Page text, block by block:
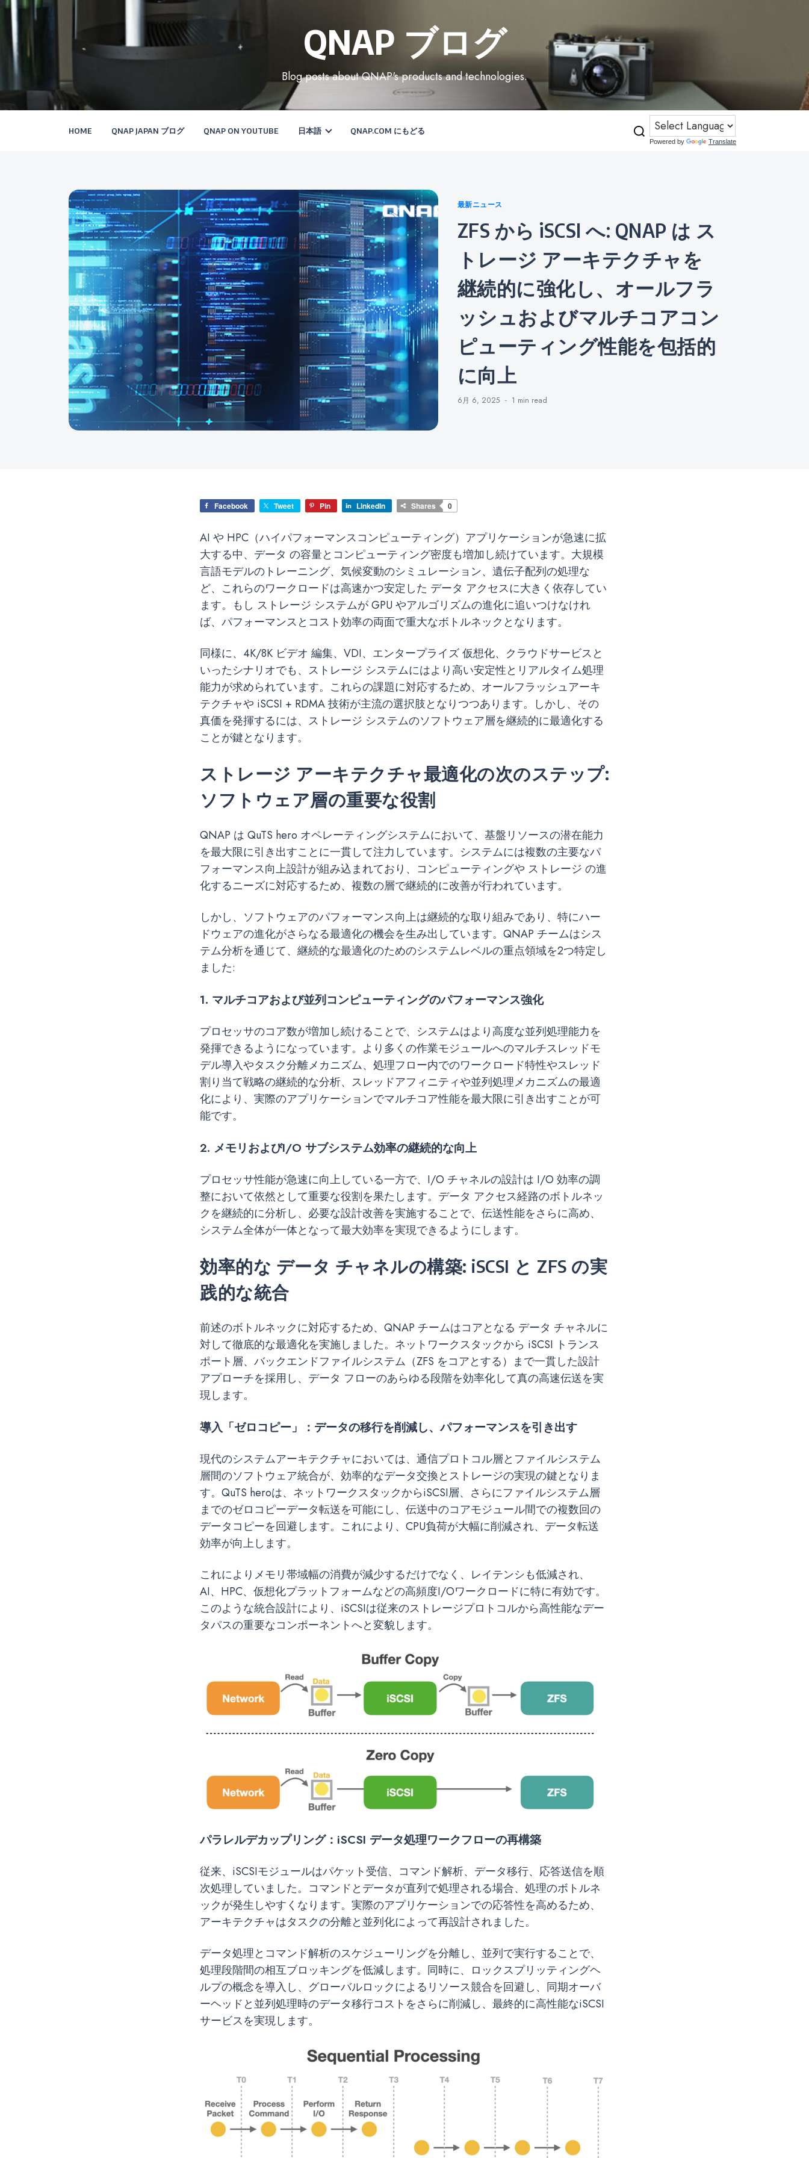
QNAP ブログ
Blog posts about QNAP's products and technologies.
HOME QNAP JAPAN ブログ QNAP ON YOUTUBE 日本語 QNAP.COM にもどる
Powered by Translate
Categories
最新ニュース
ZFS から iSCSI へ: QNAP は ス
トレージ アーキテクチャを
継続的に強化し、オールフラ
ッシュおよびマルチコアコン
ピューティング性能を包括的
に向上
6月 6, 2025 1 min read
Facebook Tweet Pin LinkedIn Shares 0
AI や HPC（ハイパフォーマンスコンピューティング）アプリケーションが急速に拡
大する中、データ の容量とコンピューティング密度も増加し続けています。大規模
言語モデルのトレーニング、気候変動のシミュレーション、遺伝子配列の処理な
ど、これらのワークロードは高速かつ安定した データ アクセスに大きく依存してい
ます。もし ストレージ システムが GPU やアルゴリズムの進化に追いつけなけれ
ば、パフォーマンスとコスト効率の両面で重大なボトルネックとなります。
同様に、4K/8K ビデオ 編集、VDI、エンタープライズ 仮想化、クラウドサービスと
いったシナリオでも、ストレージ システムにはより高い安定性とリアルタイム処理
能力が求められています。これらの課題に対応するため、オールフラッシュアーキ
テクチャや iSCSI + RDMA 技術が主流の選択肢となりつつあります。しかし、その
真価を発揮するには、ストレージ システムのソフトウェア層を継続的に最適化する
ことが鍵となります。
ストレージ アーキテクチャ最適化の次のステップ:
ソフトウェア層の重要な役割
QNAP は QuTS hero オペレーティングシステムにおいて、基盤リソースの潜在能力
を最大限に引き出すことに一貫して注力しています。システムには複数の主要なパ
フォーマンス向上設計が組み込まれており、コンピューティングや ストレージ の進
化するニーズに対応するため、複数の層で継続的に改善が行われています。
しかし、ソフトウェアのパフォーマンス向上は継続的な取り組みであり、特にハー
ドウェアの進化がさらなる最適化の機会を生み出しています。QNAP チームはシス
テム分析を通じて、継続的な最適化のためのシステムレベルの重点領域を2つ特定し
ました:
1. マルチコアおよび並列コンピューティングのパフォーマンス強化
プロセッサのコア数が増加し続けることで、システムはより高度な並列処理能力を
発揮できるようになっています。より多くの作業モジュールへのマルチスレッドモ
デル導入やタスク分離メカニズム、処理フロー内でのワークロード特性やスレッド
割り当て戦略の継続的な分析、スレッドアフィニティや並列処理メカニズムの最適
化により、実際のアプリケーションでマルチコア性能を最大限に引き出すことが可
能です。
2. メモリおよびI/O サブシステム効率の継続的な向上
プロセッサ性能が急速に向上している一方で、I/O チャネルの設計は I/O 効率の調
整において依然として重要な役割を果たします。データ アクセス経路のボトルネッ
クを継続的に分析し、必要な設計改善を実施することで、伝送性能をさらに高め、
システム全体が一体となって最大効率を実現できるようにします。
効率的な データ チャネルの構築: iSCSI と ZFS の実
践的な統合
前述のボトルネックに対応するため、QNAP チームはコアとなる データ チャネルに
対して徹底的な最適化を実施しました。ネットワークスタックから iSCSI トランス
ポート層、バックエンドファイルシステム（ZFS をコアとする）まで一貫した設計
アプローチを採用し、データ フローのあらゆる段階を効率化して真の高速伝送を実
現します。
導入「ゼロコピー」 ：データの移行を削減し、パフォーマンスを引き出す
現代のシステムアーキテクチャにおいては、通信プロトコル層とファイルシステム
層間のソフトウェア統合が、効率的なデータ交換とストレージの実現の鍵となりま
す。QuTS heroは、ネットワークスタックからiSCSI層、さらにファイルシステム層
までのゼロコピーデータ転送を可能にし、伝送中のコアモジュール間での複数回の
データコピーを回避します。これにより、CPU負荷が大幅に削減され、データ転送
効率が向上します。
これによりメモリ帯域幅の消費が減少するだけでなく、レイテンシも低減され、
AI、HPC、仮想化プラットフォームなどの高頻度I/Oワークロードに特に有効です。
このような統合設計により、iSCSIは従来のストレージプロトコルから高性能なデー
タパスの重要なコンポーネントへと変貌します。
パラレルデカップリング：iSCSI データ処理ワークフローの再構築
従来、iSCSIモジュールはパケット受信、コマンド解析、データ移行、応答送信を順
次処理していました。コマンドとデータが直列で処理される場合、処理のボトルネ
ックが発生しやすくなります。実際のアプリケーションでの応答性を高めるため、
アーキテクチャはタスクの分離と並列化によって再設計されました。
データ処理とコマンド解析のスケジューリングを分離し、並列で実行することで、
処理段階間の相互ブロッキングを低減します。同時に、ロックスプリッティングヘ
ルプの概念を導入し、グローバルロックによるリソース競合を回避し、同期オーバ
ーヘッドと並列処理時のデータ移行コストをさらに削減し、最終的に高性能なiSCSI
サービスを実現します。